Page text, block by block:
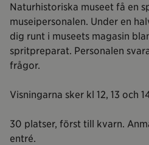
Naturhistoriska museet få en
museipersonalen. Under en
dig runt i museets magasin
spritpreparat. Personalen
frågor.
Visningarna sker kl 12, 13 och
30 platser, först till kvarn.
entré.